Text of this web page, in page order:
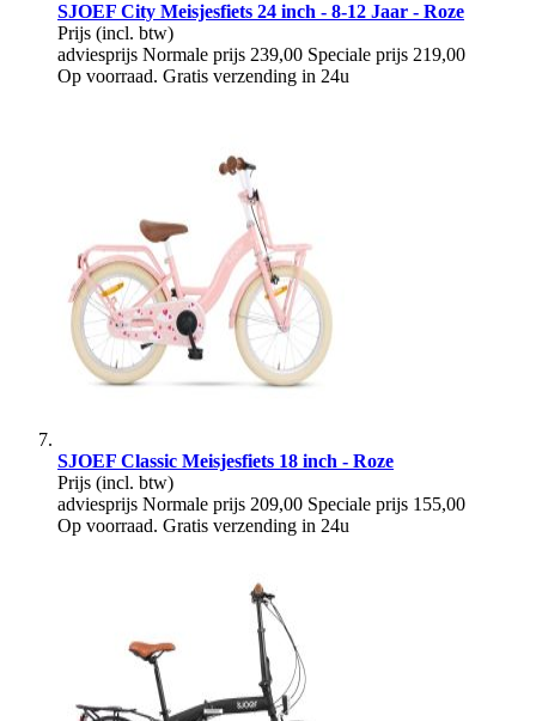
SJOEF City Meisjesfiets 24 inch - 8-12 Jaar - Roze
Prijs (incl. btw)
adviesprijs Normale prijs 239,00 Speciale prijs 219,00
Op voorraad. Gratis verzending in 24u
SJOEF Classic Meisjesfiets 18 inch - Roze
Prijs (incl. btw)
adviesprijs Normale prijs 209,00 Speciale prijs 155,00
Op voorraad. Gratis verzending in 24u